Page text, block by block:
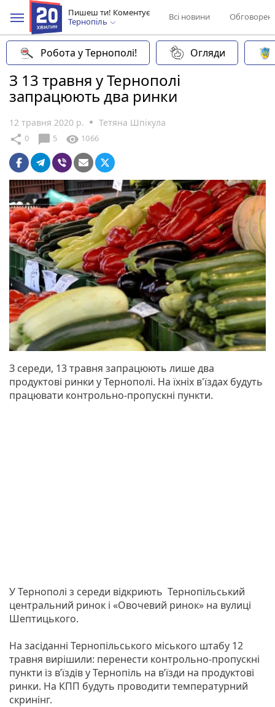
Пишеш ти! Коментує
Тернопіль
Всі новини
Робота у Тернополі! Огляди
З 13 травня у Тернополі
запрацюють два ринки
12 травня 2020 р. Тетяна Шпікула
share 0 chat_bubble 5 visibility 1066
З середи, 13 травня запрацюють лише два
продуктові ринки у Тернополі. На їхніх в'їздах будуть
працювати контрольно-пропускні пункти.
У Тернополі з середи відкриють Тернопільський
центральний ринок і «Овочевий ринок» на вулиці
Шептицького.
На засіданні Тернопільського міського штабу 12
травня вирішили: перенести контрольно-пропускні
пункти із в’їздів у Тернопіль на в’їзди на продуктові
ринки. На КПП будуть проводити температурний
скринінг.